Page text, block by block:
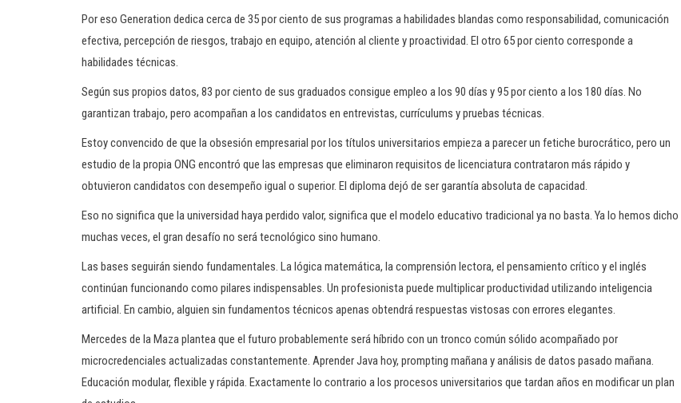
Por eso Generation dedica cerca de 35 por ciento de sus programas a habilidades blandas como responsabilidad, comunicación
efectiva, percepción de riesgos, trabajo en equipo, atención al cliente y proactividad. El otro 65 por ciento corresponde a
habilidades técnicas.
Según sus propios datos, 83 por ciento de sus graduados consigue empleo a los 90 días y 95 por ciento a los 180 días. No
garantizan trabajo, pero acompañan a los candidatos en entrevistas, currículums y pruebas técnicas.
Estoy convencido de que la obsesión empresarial por los títulos universitarios empieza a parecer un fetiche burocrático, pero un
estudio de la propia ONG encontró que las empresas que eliminaron requisitos de licenciatura contrataron más rápido y
obtuvieron candidatos con desempeño igual o superior. El diploma dejó de ser garantía absoluta de capacidad.
Eso no significa que la universidad haya perdido valor, significa que el modelo educativo tradicional ya no basta. Ya lo hemos dicho
muchas veces, el gran desafío no será tecnológico sino humano.
Las bases seguirán siendo fundamentales. La lógica matemática, la comprensión lectora, el pensamiento crítico y el inglés
continúan funcionando como pilares indispensables. Un profesionista puede multiplicar productividad utilizando inteligencia
artificial. En cambio, alguien sin fundamentos técnicos apenas obtendrá respuestas vistosas con errores elegantes.
Mercedes de la Maza plantea que el futuro probablemente será híbrido con un tronco común sólido acompañado por
microcredenciales actualizadas constantemente. Aprender Java hoy, prompting mañana y análisis de datos pasado mañana.
Educación modular, flexible y rápida. Exactamente lo contrario a los procesos universitarios que tardan años en modificar un plan